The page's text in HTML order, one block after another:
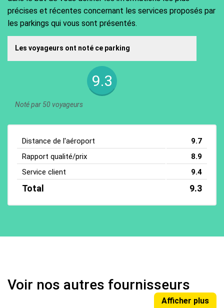
précises et récentes concernant les services proposés par
les parkings qui vous sont présentés.
Les voyageurs ont noté ce parking
9.3
Noté par 50 voyageurs
Distance de l'aéroport
9.7
Rapport qualité/prix
8.9
Service client
9.4
Total 9.3
Voir nos autres fournisseurs
Afficher plus